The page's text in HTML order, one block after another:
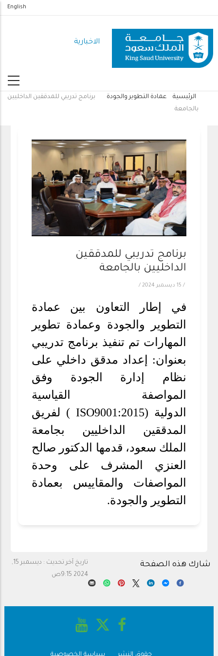
المحتوى
الرئيسي
English
الاخبارية
مسار
الرئيسية عمادة التطوير والجودة
برنامج تدريبي للمدققين الداخليين
بالجامعة
برنامج تدريبي للمدققين
الداخليين بالجامعة
/ 15 ديسمبر 2024 /
في إطار التعاون بين عمادة
التطوير والجودة وعمادة تطوير
المهارات تم تنفيذ برنامج تدريبي
بعنوان: إعداد مدقق داخلي على
نظام إدارة الجودة وفق
المواصفة القياسية
الدولية ISO9001:2015) ) لفريق
المدققين الداخليين بجامعة
الملك سعود، قدمها الدكتور صالح
العنزي المشرف على وحدة
المواصفات والمقاييس بعمادة
التطوير والجودة.
تاريخ آخر تحديث :
ديسمبر 15,
2024 9:15ص
شارك هذه الصفحة